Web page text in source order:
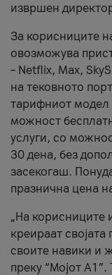
извршен
За корисниците
овозможува
– Netflix, Max,
на тековното
тарифниот модел
можност
услуги, со
30 дена, без
засекогаш.
празнична цена
„На корисниците
креираат својата
своите навики и
преку “Мојот